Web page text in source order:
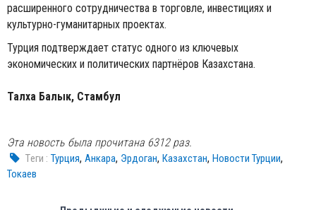
расширенного сотрудничества в торговле, инвестициях и
культурно-гуманитарных проектах.
Турция подтверждает статус одного из ключевых
экономических и политических партнёров Казахстана.
Талха Балык, Стамбул
Эта новость была прочитана 6312 раз.
Tеги : Турция,Анкара, Эрдоган,Казахстан,Новости Турции,
Токаев